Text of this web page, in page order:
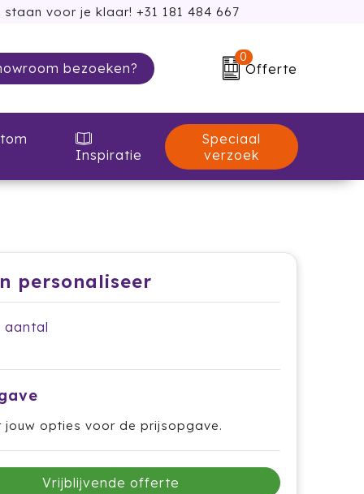
staan voor je klaar! +31 181 484 667
bezoeken?
0
Offerte
Inspiratie
Speciaal
verzoek
personaliseer
aantal
jouw opties voor de prijsopgave.
Vrijblijvende offerte